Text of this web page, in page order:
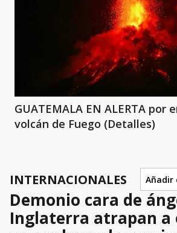
GUATEMALA EN ALERTA por
volcán de Fuego (Detalles)
INTERNACIONALES Añadir
Demonio cara de
Inglaterra atrapan a